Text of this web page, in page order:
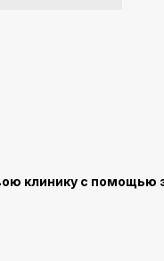
клинику с помощью